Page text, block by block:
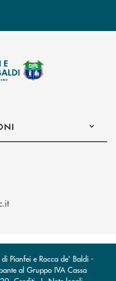
(si apre l’app di posta
di posta elettronica)
Pianfei e Rocca de' Baldi -
al Gruppo IVA Cassa